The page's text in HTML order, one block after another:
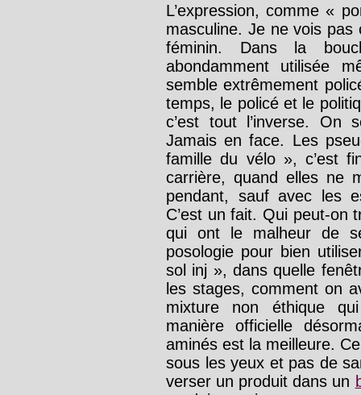
L’expression, comme «
masculine. Je ne vois
féminin. Dans la
abondamment utilisée
semble extrêmement
temps, le policé et le
c’est tout l’inverse. On
Jamais en face. Les
famille du vélo », c’est
carrière, quand elles ne
pendant, sauf avec les
C’est un fait. Qui peut-on
qui ont le malheur de
posologie pour bien
sol inj », dans quelle
les stages, comment on
mixture non éthique
manière officielle
aminés est la meilleure.
sous les yeux et pas de
verser un produit dans un